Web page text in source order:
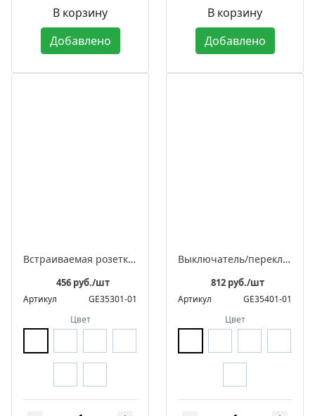
В корзину
Добавлено
В корзину
Добавлено
Встраиваемая розетка с заземляющим контактом ЛАХТА «Оптима»
456 руб./шт
Артикул
GE35301-01
Цвет
Выключатель/переключатель поворотный на 4 положения встраиваемый двухклавишный, серия ЛАХТА «Оптима»
812 руб./шт
Артикул
GE35401-01
Цвет